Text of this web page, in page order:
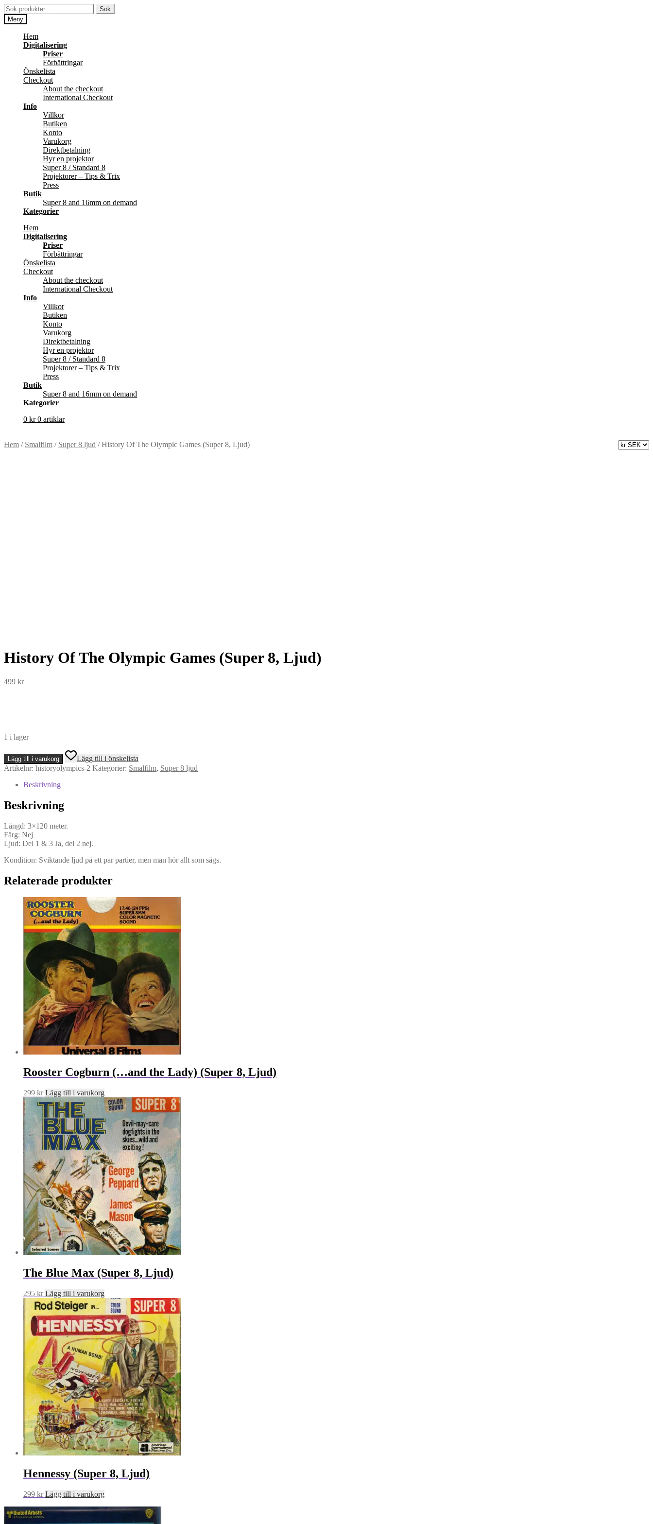
Hoppa
till
navigering
Hoppa
till
innehåll
Sök
efter:
Sök
Meny
Hem
Digitalisering
Priser
Förbättringar
Önskelista
Checkout
About the checkout
International Checkout
Info
Villkor
Butiken
Konto
Varukorg
Direktbetalning
Hyr en projektor
Super 8 / Standard 8
Projektorer – Tips & Trix
Press
Butik
Super 8 and 16mm on demand
Kategorier
Hem
Digitalisering
Priser
Förbättringar
Önskelista
Checkout
About the checkout
International Checkout
Info
Villkor
Butiken
Konto
Varukorg
Direktbetalning
Hyr en projektor
Super 8 / Standard 8
Projektorer – Tips & Trix
Press
Butik
Super 8 and 16mm on demand
Kategorier
0 kr 0 artiklar
Hem / Smalfilm / Super 8 ljud /History Of The Olympic Games (Super 8, Ljud)
History Of The Olympic Games (Super 8, Ljud)
499 kr
1 i lager
History
Of
The
Games
8,
mängd
Lägg till i varukorg
Lägg till i önskelista
Artikelnr: historyolympics-2 Kategorier: Smalfilm, Super 8 ljud
Beskrivning
Beskrivning
Längd: 3×120 meter.
Färg: Nej
Ljud: Del 1 & 3 Ja, del 2 nej.
Kondition: Sviktande ljud på ett par partier, men man hör allt som sägs.
Relaterade produkter
Rooster Cogburn (…and the Lady) (Super 8, Ljud)
299 kr Lägg till i varukorg
The Blue Max (Super 8, Ljud)
295 kr Lägg till i varukorg
Hennessy (Super 8, Ljud)
299 kr Lägg till i varukorg